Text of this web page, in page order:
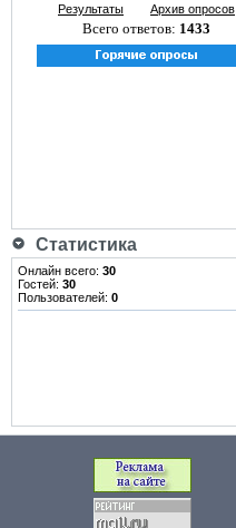
Результаты Архив опросов
Всего ответов: 1433
Статистика
Онлайн всего: 30
Гостей: 30
Пользователей: 0